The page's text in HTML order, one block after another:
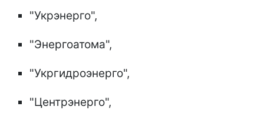
"Укрэнерго",
"Энергоатома",
"Укргидроэнерго",
"Центрэнерго",